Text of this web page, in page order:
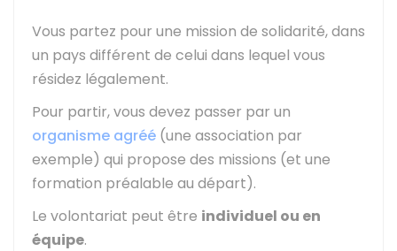
Vous partez pour une mission de solidarité, dans
un pays différent de celui dans lequel vous
résidez légalement.
Pour partir, vous devez passer par un
organisme agréé (une association par
exemple) qui propose des missions (et une
formation préalable au départ).
Le volontariat peut être individuel ou en
équipe.